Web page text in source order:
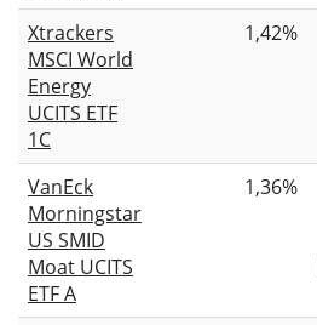
Xtrackers
MSCI World
Energy
UCITS ETF
1C
1,42%
VanEck
Morningstar
US SMID
Moat UCITS
ETF A
1,36%